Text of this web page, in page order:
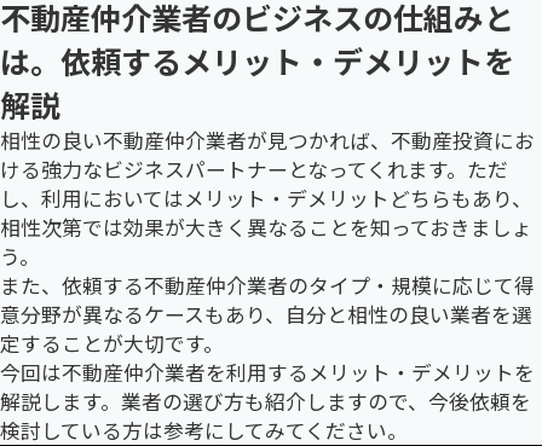
不動産仲介業者のビジネスの仕組みと
は。依頼するメリット・デメリットを
解説
相性の良い不動産仲介業者が見つかれば、不動産投資にお
ける強力なビジネスパートナーとなってくれます。ただ
し、利用においてはメリット・デメリットどちらもあり、
相性次第では効果が大きく異なることを知っておきましょ
う。
また、依頼する不動産仲介業者のタイプ・規模に応じて得
意分野が異なるケースもあり、自分と相性の良い業者を選
定することが大切です。
今回は不動産仲介業者を利用するメリット・デメリットを
解説します。業者の選び方も紹介しますので、今後依頼を
検討している方は参考にしてみてください。